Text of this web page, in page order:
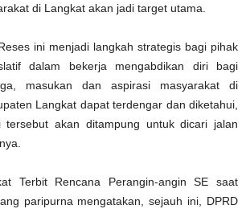
di Langkat akan jadi target utama.
ini menjadi langkah strategis bagi pihak
dalam bekerja mengabdikan diri bagi
masukan dan aspirasi masyarakat di
Langkat dapat terdengar dan diketahui,
tersebut akan ditampung untuk dicari jalan
Terbit Rencana Perangin-angin SE saat
paripurna mengatakan, sejauh ini, DPRD